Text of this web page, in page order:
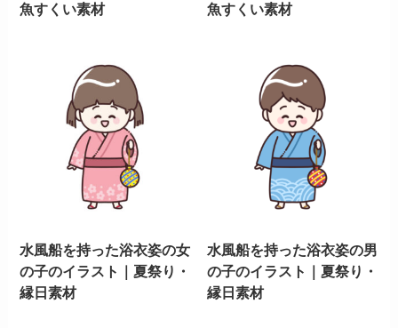
魚すくい素材
魚すくい素材
水風船を持った浴衣姿の女
の子のイラスト｜夏祭り・
縁日素材
水風船を持った浴衣姿の男
の子のイラスト｜夏祭り・
縁日素材